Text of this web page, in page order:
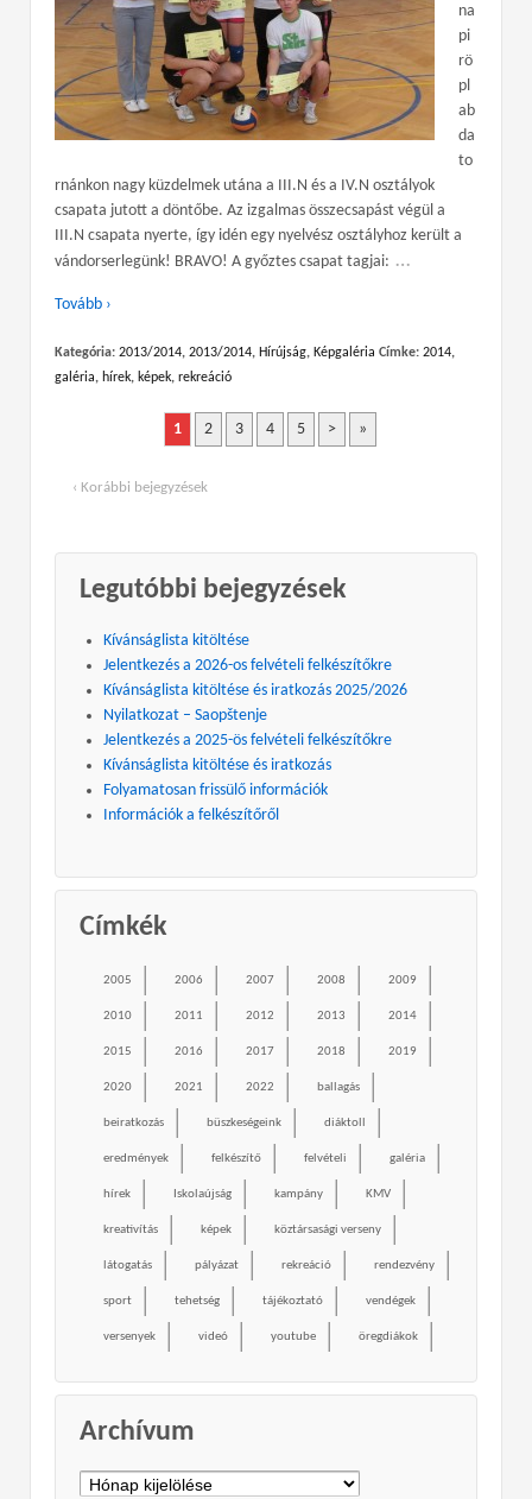
na
pi
rö
pl
ab
da
to
rnánkon nagy küzdelmek utána a III.N és a IV.N osztályok
csapata jutott a döntőbe. Az izgalmas összecsapást végül a
III.N csapata nyerte, így idén egy nyelvész osztályhoz került a
vándorserlegünk! BRAVO! A győztes csapat tagjai: …
Tovább ›
Kategória: 2013/2014, 2013/2014, Hírújság, Képgaléria Címke: 2014,
galéria, hírek, képek, rekreáció
1 2 3 4 5 > »
‹ Korábbi bejegyzések
Legutóbbi bejegyzések
Kívánságlista kitöltése
Jelentkezés a 2026-os felvételi felkészítőkre
Kívánságlista kitöltése és iratkozás 2025/2026
Nyilatkozat – Saopštenje
Jelentkezés a 2025-ös felvételi felkészítőkre
Kívánságlista kitöltése és iratkozás
Folyamatosan frissülő információk
Információk a felkészítőről
Címkék
2005 2006 2007 2008 2009
2010 2011 2012 2013 2014
2015 2016 2017 2018 2019
2020 2021 2022 ballagás
beiratkozás büszkeségeink diáktoll
eredmények felkészítő felvételi galéria
hírek Iskolaújság kampány KMV
kreativítás képek köztársasági verseny
látogatás pályázat rekreáció rendezvény
sport tehetség tájékoztató vendégek
versenyek videó youtube öregdiákok
Archívum
Archívum